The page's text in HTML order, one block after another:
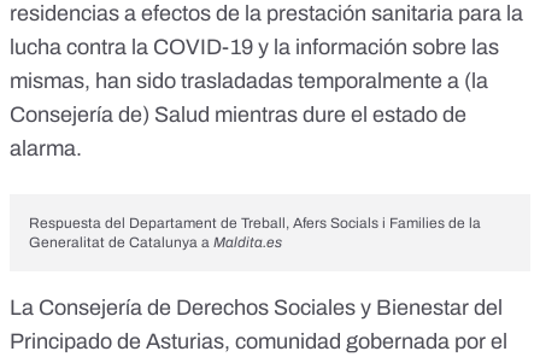
residencias a efectos de la prestación sanitaria para la
lucha contra la COVID-19 y la información sobre las
mismas, han sido trasladadas temporalmente a (la
Consejería de) Salud mientras dure el estado de
alarma.
Respuesta del Departament de Treball, Afers Socials i Families de la
Generalitat de Catalunya a Maldita.es
La Consejería de Derechos Sociales y Bienestar del
Principado de Asturias, comunidad gobernada por el